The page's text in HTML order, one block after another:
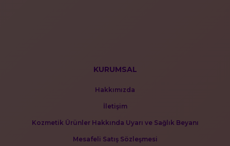
KURUMSAL
Hakkımızda
İletişim
Kozmetik Ürünler Hakkında Uyarı ve Sağlık Beyanı
Mesafeli Satış Sözleşmesi